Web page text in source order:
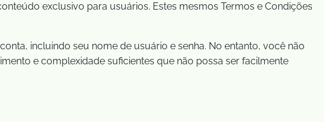
exclusivo para usuários. Estes mesmos Termos e Condições
incluindo seu nome de usuário e senha. No entanto, você não
e complexidade suficientes que não possa ser facilmente